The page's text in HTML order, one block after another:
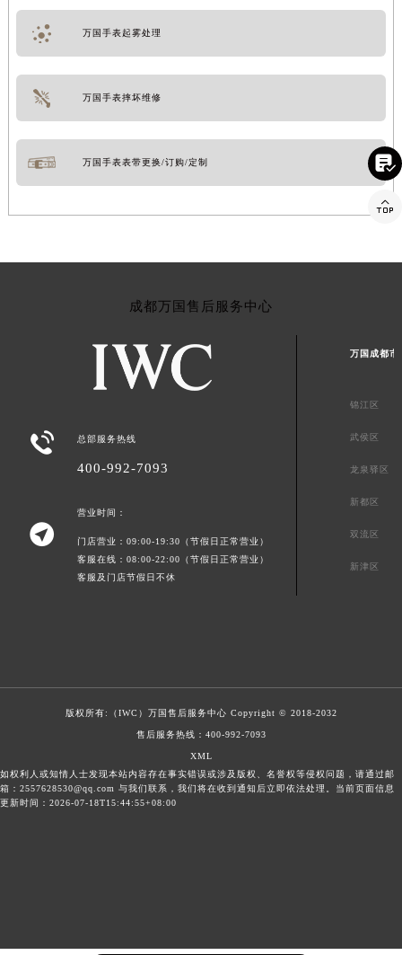
万国手表起雾处理
万国手表摔坏维修
万国手表表带更换/订购/定制
成都万国售后服务中心
 总部服务热线
400-992-7093

营业时间：
门店营业：09:00-19:30（节假日正常营业）
客服在线：08:00-22:00（节假日正常营业）
客服及门店节假日不休
万国成都市
锦江区
武侯区
龙泉驿区
新都区
双流区
新津区
版权所有:（IWC） 万国售后服务中心 Copyright © 2018-2032
售后服务热线： 400-992-7093
XML
如权利人或知情人士发现本站内容存在事实错误或涉及版权、名誉权等侵权问题，请通过邮
箱：2557628530@qq.com 与我们联系，我们将在收到通知后立即依法处理。当前页面信息
更新时间：2026-07-18T15:44:55+08:00

